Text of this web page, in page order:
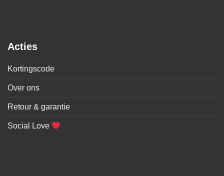
Acties
Kortingscode
Over ons
Retour & garantie
Social Love